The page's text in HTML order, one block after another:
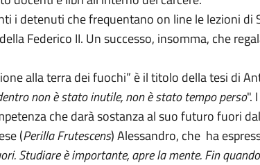
i detenuti che frequentano on line le lezioni di
Federico II. Un successo, insomma, che
alla terra dei fuochi” è il titolo della tesi di
non è stato inutile, non è stato tempo perso".
che darà sostanza al suo futuro fuori
(Perilla Frutescens) Alessandro, che ha
Studiare è importante, apre la mente. Fin